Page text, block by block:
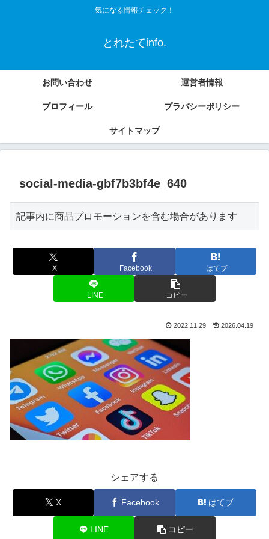
気になる情報チェック！
とれたてinfo.
お問い合わせ 運営者情報
プロフィール プラバシーポリシー
サイトマップ
social-media-gbf7b3bf4e_640
記事内に商品プロモーションを含む場合があります
X Facebook はてブ
LINE コピー
2022.11.29 2026.04.19
シェアする
X Facebook はてブ
LINE コピー